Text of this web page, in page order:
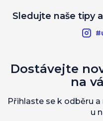
Sledujte naše tipy
Dostávejte
na
Přihlaste se k odběru
u